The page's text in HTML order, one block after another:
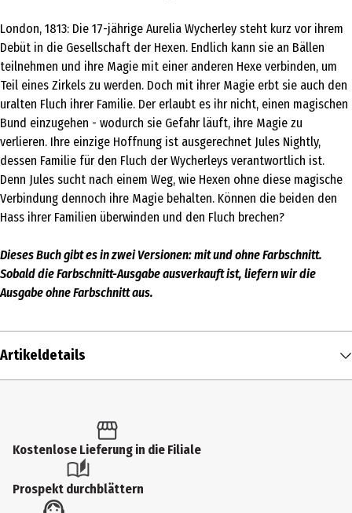
London, 1813: Die 17-jährige Aurelia Wycherley steht kurz vor ihrem
Debüt in die Gesellschaft der Hexen. Endlich kann sie an Bällen
teilnehmen und ihre Magie mit einer anderen Hexe verbinden, um
Teil eines Zirkels zu werden. Doch mit ihrer Magie erbt sie auch den
uralten Fluch ihrer Familie. Der erlaubt es ihr nicht, einen magischen
Bund einzugehen - wodurch sie Gefahr läuft, ihre Magie zu
verlieren. Ihre einzige Hoffnung ist ausgerechnet Jules Nightly,
dessen Familie für den Fluch der Wycherleys verantwortlich ist.
Denn Jules sucht nach einem Weg, wie Hexen ohne diese magische
Verbindung dennoch ihre Magie behalten. Können die beiden den
Hass ihrer Familien überwinden und den Fluch brechen?
Dieses Buch gibt es in zwei Versionen: mit und ohne Farbschnitt.
Sobald die Farbschnitt-Ausgabe ausverkauft ist, liefern wir die
Ausgabe ohne Farbschnitt aus.
Artikeldetails
Produkttyp
Altersempfehlung ab
Kostenlose Lieferung in die Filiale
Prospekt durchblättern